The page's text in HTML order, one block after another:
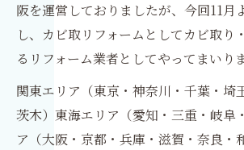
阪を運営しておりましたが、今回11月
し、カビ取リフォームとしてカビ取り
るリフォーム業者としてやってまいりま
関東エリア（東京・神奈川・千葉・埼
茨木）東海エリア（愛知・三重・岐阜
ア（大阪・京都・兵庫・滋賀・奈良・